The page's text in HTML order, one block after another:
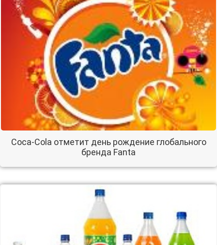
Coca-Cola отметит день рождение глобального
бренда Fanta